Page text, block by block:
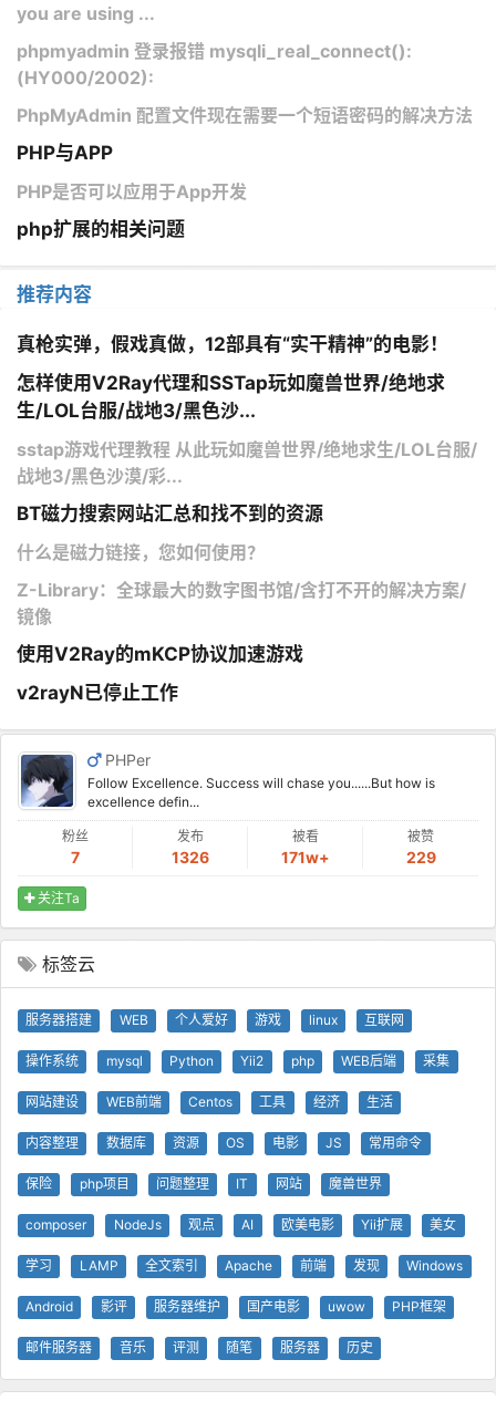
you are using ...
phpmyadmin 登录报错 mysqli_real_connect():
(HY000/2002):
PhpMyAdmin 配置文件现在需要一个短语密码的解决方法
PHP与APP
PHP是否可以应用于App开发
php扩展的相关问题
推荐内容
真枪实弹，假戏真做，12部具有“实干精神”的电影！
怎样使用V2Ray代理和SSTap玩如魔兽世界/绝地求
生/LOL台服/战地3/黑色沙...
sstap游戏代理教程 从此玩如魔兽世界/绝地求生/LOL台服/
战地3/黑色沙漠/彩...
BT磁力搜索网站汇总和找不到的资源
什么是磁力链接，您如何使用？
Z-Library：全球最大的数字图书馆/含打不开的解决方案/
镜像
使用V2Ray的mKCP协议加速游戏
v2rayN已停止工作
PHPer
Follow Excellence. Success will chase you......But how is
excellence defin...
粉丝
7
发布
1326
被看
171w+
被赞
229
关注Ta
标签云
服务器搭建 WEB 个人爱好 游戏 linux 互联网
操作系统 mysql Python Yii2 php WEB后端 采集
网站建设 WEB前端 Centos 工具 经济 生活
内容整理 数据库 资源 OS 电影 JS 常用命令
保险 php项目 问题整理 IT 网站 魔兽世界
composer NodeJs 观点 AI 欧美电影 Yii扩展 美女
学习 LAMP 全文索引 Apache 前端 发现 Windows
Android 影评 服务器维护 国产电影 uwow PHP框架
邮件服务器 音乐 评测 随笔 服务器 历史